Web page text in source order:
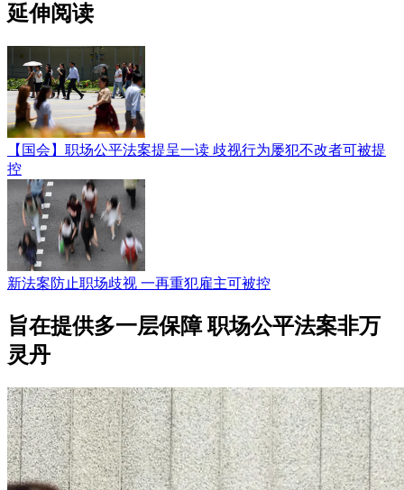
延伸阅读
【国会】职场公平法案提呈一读 歧视行为屡犯不改者可被提
控
新法案防止职场歧视 一再重犯雇主可被控
旨在提供多一层保障 职场公平法案非万
灵丹